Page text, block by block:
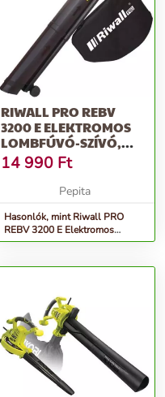
RIWALL PRO REBV
3200 E ELEKTROMOS
LOMBFÚVÓ-SZÍVÓ,
NARANCSSÁRGA-
FEKETE
14 990 Ft
Pepita
Hasonlók, mint Riwall PRO
REBV 3200 E Elektromos
Lombfúvó-Szívó, Narancssárga-